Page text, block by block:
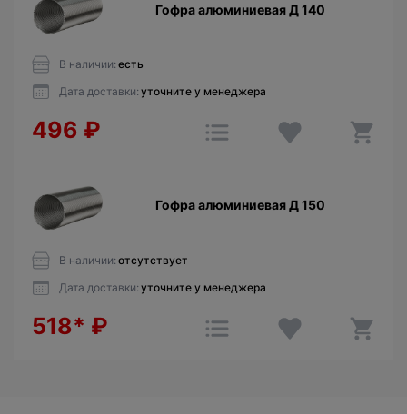
Гофра алюминиевая Д 140
В наличии: есть
Дата доставки: уточните у менеджера
496 ₽
Гофра алюминиевая Д 150
В наличии: отсутствует
Дата доставки: уточните у менеджера
518* ₽